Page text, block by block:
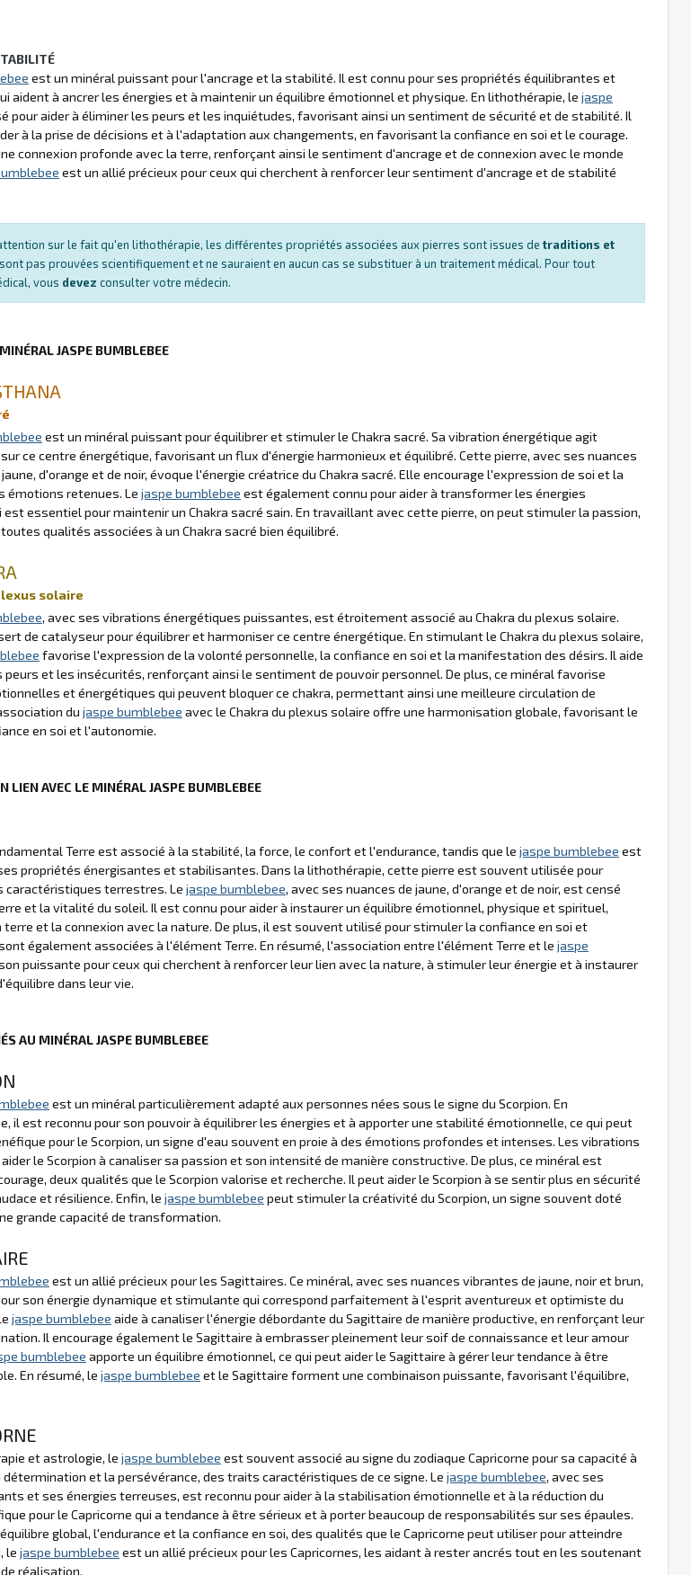
est un minéral puissant pour l'ancrage et la stabilité. Il est connu pour ses propriétés équilibrantes et
aident à ancrer les énergies et à maintenir un équilibre émotionnel et physique. En lithothérapie, le jaspe
pour aider à éliminer les peurs et les inquiétudes, favorisant ainsi un sentiment de sécurité et de stabilité. Il
à la prise de décisions et à l'adaptation aux changements, en favorisant la confiance en soi et le courage.
connexion profonde avec la terre, renforçant ainsi le sentiment d'ancrage et de connexion avec le monde
est un allié précieux pour ceux qui cherchent à renforcer leur sentiment d'ancrage et de stabilité
sur le fait qu'en lithothérapie, les différentes propriétés associées aux pierres sont issues de traditions et
pas prouvées scientifiquement et ne sauraient en aucun cas se substituer à un traitement médical. Pour tout
vous devez consulter votre médecin.
JASPE BUMBLEBEE
est un minéral puissant pour équilibrer et stimuler le Chakra sacré. Sa vibration énergétique agit
ce centre énergétique, favorisant un flux d'énergie harmonieux et équilibré. Cette pierre, avec ses nuances
d'orange et de noir, évoque l'énergie créatrice du Chakra sacré. Elle encourage l'expression de soi et la
émotions retenues. Le jaspe bumblebee est également connu pour aider à transformer les énergies
essentiel pour maintenir un Chakra sacré sain. En travaillant avec cette pierre, on peut stimuler la passion,
qualités associées à un Chakra sacré bien équilibré.
solaire
, avec ses vibrations énergétiques puissantes, est étroitement associé au Chakra du plexus solaire.
de catalyseur pour équilibrer et harmoniser ce centre énergétique. En stimulant le Chakra du plexus solaire,
favorise l'expression de la volonté personnelle, la confiance en soi et la manifestation des désirs. Il aide
peurs et les insécurités, renforçant ainsi le sentiment de pouvoir personnel. De plus, ce minéral favorise
et énergétiques qui peuvent bloquer ce chakra, permettant ainsi une meilleure circulation de
du jaspe bumblebee avec le Chakra du plexus solaire offre une harmonisation globale, favorisant le
en soi et l'autonomie.
LIEN AVEC LE MINÉRAL JASPE BUMBLEBEE
Terre est associé à la stabilité, la force, le confort et l'endurance, tandis que le jaspe bumblebee est
propriétés énergisantes et stabilisantes. Dans la lithothérapie, cette pierre est souvent utilisée pour
caractéristiques terrestres. Le jaspe bumblebee, avec ses nuances de jaune, d'orange et de noir, est censé
et la vitalité du soleil. Il est connu pour aider à instaurer un équilibre émotionnel, physique et spirituel,
et la connexion avec la nature. De plus, il est souvent utilisé pour stimuler la confiance en soi et
également associées à l'élément Terre. En résumé, l'association entre l'élément Terre et le jaspe
puissante pour ceux qui cherchent à renforcer leur lien avec la nature, à stimuler leur énergie et à instaurer
dans leur vie.
AU MINÉRAL JASPE BUMBLEBEE
est un minéral particulièrement adapté aux personnes nées sous le signe du Scorpion. En
il est reconnu pour son pouvoir à équilibrer les énergies et à apporter une stabilité émotionnelle, ce qui peut
pour le Scorpion, un signe d'eau souvent en proie à des émotions profondes et intenses. Les vibrations
le Scorpion à canaliser sa passion et son intensité de manière constructive. De plus, ce minéral est
deux qualités que le Scorpion valorise et recherche. Il peut aider le Scorpion à se sentir plus en sécurité
et résilience. Enfin, le jaspe bumblebee peut stimuler la créativité du Scorpion, un signe souvent doté
grande capacité de transformation.
est un allié précieux pour les Sagittaires. Ce minéral, avec ses nuances vibrantes de jaune, noir et brun,
son énergie dynamique et stimulante qui correspond parfaitement à l'esprit aventureux et optimiste du
jaspe bumblebee aide à canaliser l'énergie débordante du Sagittaire de manière productive, en renforçant leur
Il encourage également le Sagittaire à embrasser pleinement leur soif de connaissance et leur amour
bumblebee apporte un équilibre émotionnel, ce qui peut aider le Sagittaire à gérer leur tendance à être
En résumé, le jaspe bumblebee et le Sagittaire forment une combinaison puissante, favorisant l'équilibre,
et astrologie, le jaspe bumblebee est souvent associé au signe du zodiaque Capricorne pour sa capacité à
et la persévérance, des traits caractéristiques de ce signe. Le jaspe bumblebee, avec ses
et ses énergies terreuses, est reconnu pour aider à la stabilisation émotionnelle et à la réduction du
pour le Capricorne qui a tendance à être sérieux et à porter beaucoup de responsabilités sur ses épaules.
global, l'endurance et la confiance en soi, des qualités que le Capricorne peut utiliser pour atteindre
le jaspe bumblebee est un allié précieux pour les Capricornes, les aidant à rester ancrés tout en les soutenant
réalisation.